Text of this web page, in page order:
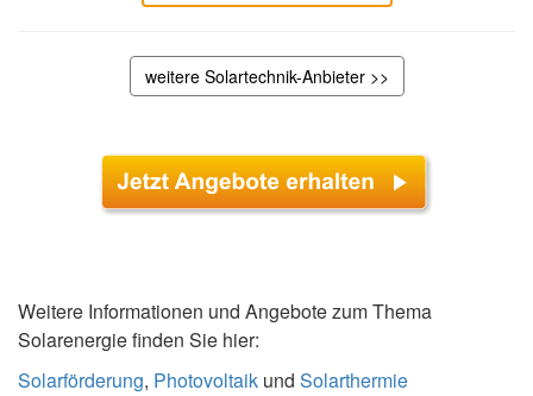
weitere Solartechnik-Anbieter >>
Weitere Informationen und Angebote zum Thema
Solarenergie finden Sie hier:
Solarförderung, Photovoltaik und Solarthermie